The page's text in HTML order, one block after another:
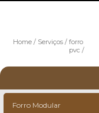
Home Serviços
forro
pvc
Forro Modular